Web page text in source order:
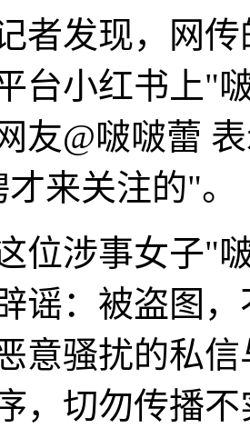
者发现，网
台小红书上"
友@啵啵蕾
来关注的"。
位涉事女子"
谣：被盗图
意骚扰的私
，切勿传播